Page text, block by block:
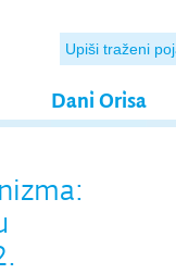
Dani Orisa